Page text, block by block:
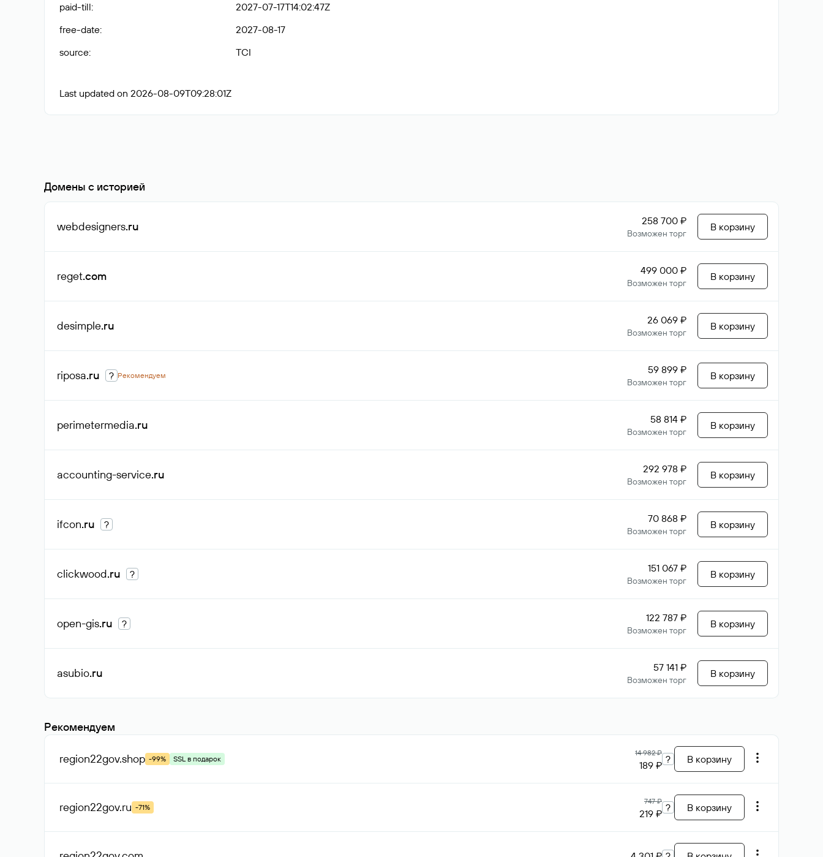
paid-till:
2027-07-17T14:02:47Z
free-date:
2027-08-17
source: TCI
Last updated on 2026-08-09T09:28:01Z
Домены с историей
webdesigners.ru 258 700 ₽
Возможен торг
В корзину
reget.com 499 000 ₽
Возможен торг
В корзину
desimple.ru 26 069 ₽
Возможен торг
В корзину
riposa.ru ? Рекомендуем 59 899 ₽
Возможен торг
В корзину
perimetermedia.ru 58 814 ₽
Возможен торг
В корзину
accounting-service.ru 292 978 ₽
Возможен торг
В корзину
ifcon.ru ? 70 868 ₽
Возможен торг
В корзину
clickwood.ru ? 151 067 ₽
Возможен торг
В корзину
open-gis.ru ? 122 787 ₽
Возможен торг
В корзину
asubio.ru 57 141 ₽
Возможен торг
В корзину
Рекомендуем
region22gov.shop -99% SSL в подарок
14 982 ₽
189 ₽ ? В корзину
region22gov.ru -71%
747 ₽
219 ₽ ? В корзину